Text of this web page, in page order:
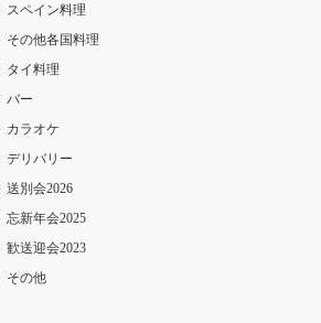
スペイン料理
その他各国料理
タイ料理
バー
カラオケ
デリバリー
送別会2026
忘新年会2025
歓送迎会2023
その他